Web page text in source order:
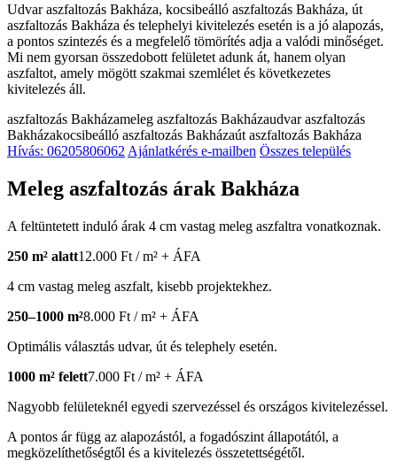
Udvar aszfaltozás Bakháza, kocsibeálló aszfaltozás Bakháza, út
aszfaltozás Bakháza és telephelyi kivitelezés esetén is a jó alapozás,
a pontos szintezés és a megfelelő tömörítés adja a valódi minőséget.
Mi nem gyorsan összedobott felületet adunk át, hanem olyan
aszfaltot, amely mögött szakmai szemlélet és következetes
kivitelezés áll.
aszfaltozás Bakházameleg aszfaltozás Bakházaudvar aszfaltozás
Bakházakocsibeálló aszfaltozás Bakházaút aszfaltozás Bakháza
Hívás: 06205806062 Ajánlatkérés e-mailben Összes település
Meleg aszfaltozás árak Bakháza
A feltüntetett induló árak 4 cm vastag meleg aszfaltra vonatkoznak.
250 m² alatt12.000 Ft / m² + ÁFA
4 cm vastag meleg aszfalt, kisebb projektekhez.
250–1000 m²8.000 Ft / m² + ÁFA
Optimális választás udvar, út és telephely esetén.
1000 m² felett7.000 Ft / m² + ÁFA
Nagyobb felületeknél egyedi szervezéssel és országos kivitelezéssel.
A pontos ár függ az alapozástól, a fogadószint állapotától, a
megközelíthetőségtől és a kivitelezés összetettségétől.